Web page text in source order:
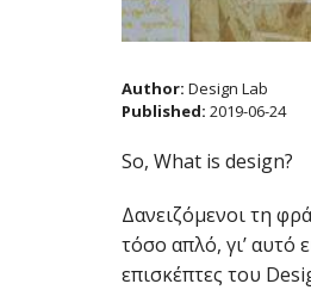
Author: Design Lab
Published: 2019-06-24
So, What is design?
Δανειζόμενοι τη
τόσο απλό, γι’ αυτό
επισκέπτες του